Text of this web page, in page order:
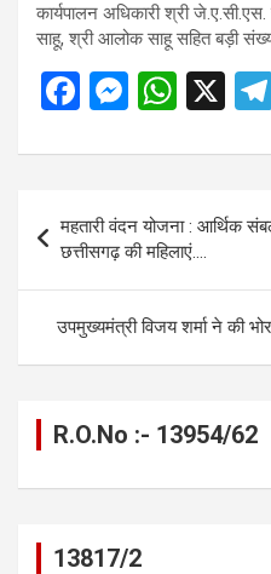
कार्यपालन अधिकारी श्री
साहू, श्री आलोक साहू सहित बड़ी
F
ce
b
o
o
k
M
se
g
er
W
at
A
p
p
X
navigation
महतारी वंदन योजना : आर्थिक
छत्तीसगढ़ की महिलाएं….
उपमुख्यमंत्री विजय शर्मा ने की
R.O.No :- 13954/62
13817/2